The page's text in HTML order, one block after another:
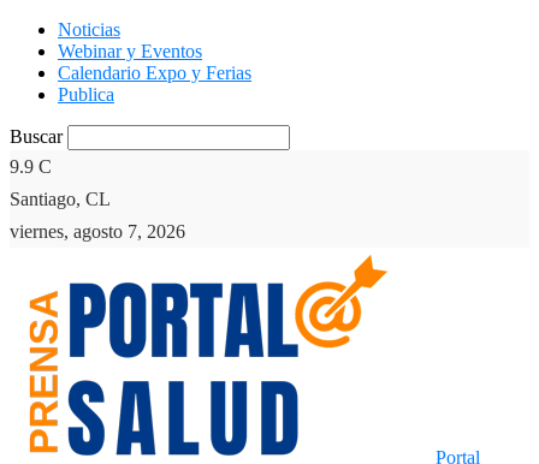
Noticias
Webinar y Eventos
Calendario Expo y Ferias
Publica
Buscar
9.9 C
Santiago, CL
viernes, agosto 7, 2026
Portal